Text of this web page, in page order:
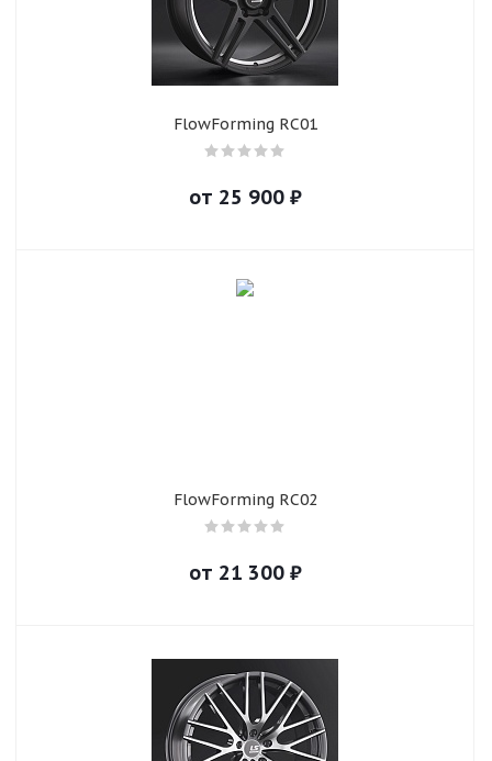
FlowForming RC01
от 25 900₽
FlowForming RC02
от 21 300₽